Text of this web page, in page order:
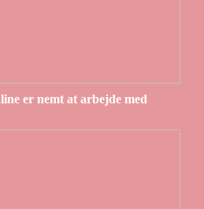
er nemt at arbejde med